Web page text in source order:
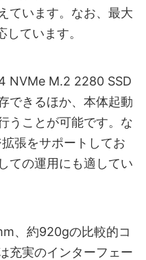
ています。なお、最大
ています。
NVMe M.2 2280 SSD
できるほか、本体起動
うことが可能です。な
張をサポートしてお
ての運用にも適してい
、約920gの比較的コ
充実のインターフェー